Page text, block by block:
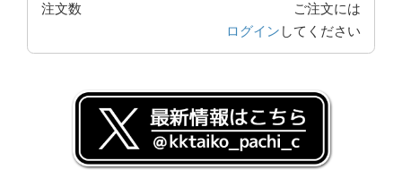
注文数
ご注文には
ログイン してください